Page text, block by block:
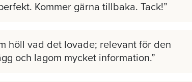
Kommer gärna tillbaka. Tack!
höll vad det lovade; relevant för den
och lagom mycket information.